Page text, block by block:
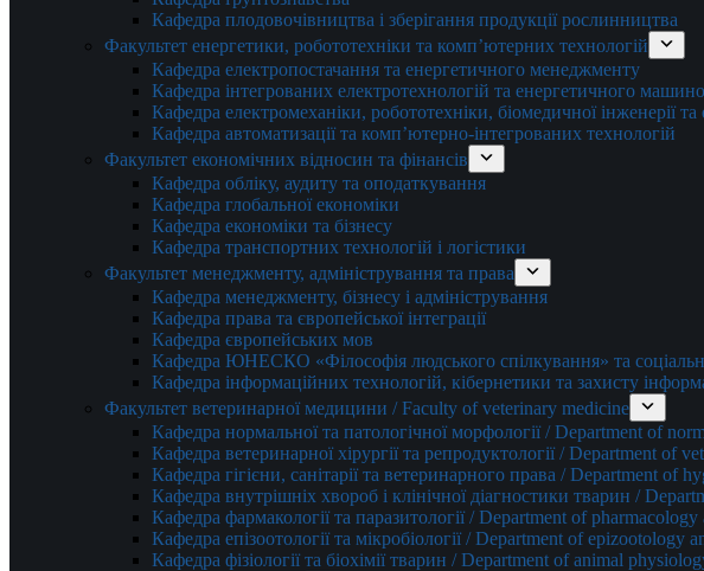
Кафедра плодовочівництва і зберігання продукції рослинництва
Факультет енергетики, робототехніки та комп’ютерних технологій
Кафедра електропостачання та енергетичного менеджменту
Кафедра інтегрованих електротехнологій та енергетичного
Кафедра електромеханіки, робототехніки, біомедичної інженерії та
Кафедра автоматизації та комп’ютерно-інтегрованих технологій
Факультет економічних відносин та фінансів
Кафедра обліку, аудиту та оподаткування
Кафедра глобальної економіки
Кафедра економіки та бізнесу
Кафедра транспортних технологій і логістики
Факультет менеджменту, адміністрування та права
Кафедра менеджменту, бізнесу і адміністрування
Кафедра права та європейської інтеграції
Кафедра європейських мов
Кафедра ЮНЕСКО «Філософія людського спілкування» та
Кафедра інформаційних технологій, кібернетики та захисту
Факультет ветеринарної медицини / Faculty of veterinary medicine
Кафедра нормальної та патологічної морфології / Department of
Кафедра ветеринарної хірургії та репродуктології / Department of
Кафедра гігієни, санітарії та ветеринарного права / Department of
Кафедра внутрішніх хвороб і клінічної діагностики тварин /
Кафедра фармакології та паразитології / Department of
Кафедра епізоотології та мікробіології / Department of epizootology
Кафедра фізіології та біохімії тварин / Department of animal